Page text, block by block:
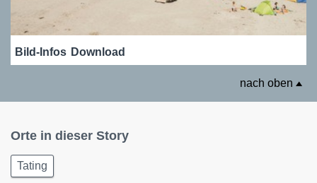
Bild-Infos Download
nach oben
Orte in dieser Story
Tating